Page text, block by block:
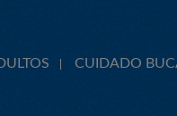
CUIDADO